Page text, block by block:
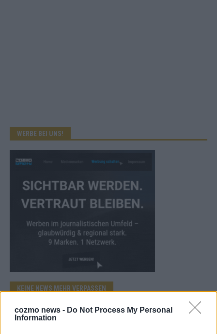
cozmo news - Do Not Process My Personal
Information
WERBE BEI UNS!
KEINE NEWS MEHR VERPASSEN